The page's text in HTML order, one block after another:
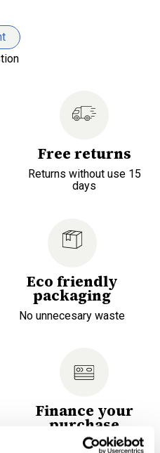
Free returns
Returns without use 15
days
Eco friendly
packaging
No unnecesary waste
Finance your
purchase
Choose the most